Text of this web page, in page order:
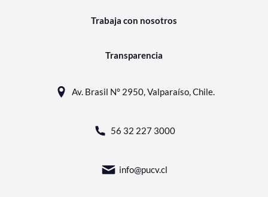
Trabaja con nosotros
Transparencia
Av. Brasil N° 2950, Valparaíso, Chile.
56 32 227 3000
info@pucv.cl